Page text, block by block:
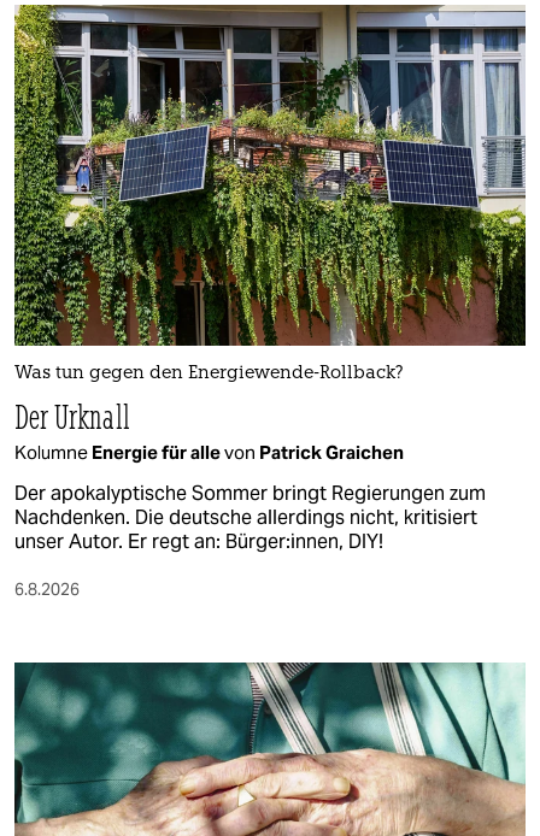
Was tun gegen den Energiewende-Rollback?
Der Urknall
Kolumne Energie für allevon Patrick Graichen
Der apokalyptische Sommer bringt Regierungen zum
Nachdenken. Die deutsche allerdings nicht, kritisiert
unser Autor. Er regt an: Bürger:innen, DIY!
6.8.2026